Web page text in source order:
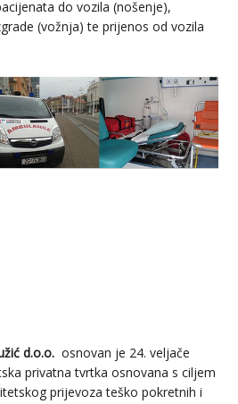
do vozila (nošenje),
(vožnja) te prijenos od vozila
d.o.o. osnovan je 24. veljače
privatna tvrtka osnovana s ciljem
prijevoza teško pokretnih i